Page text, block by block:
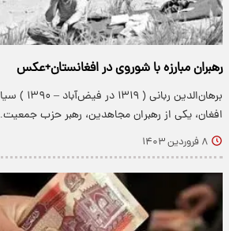
رهبران مبارزه با شوروی در افغانستان+عکس
برهان‌الدین
افغان، یکی از رهبران مجاهدین، رهبر حزب
۸ فروردین ۱۴۰۳